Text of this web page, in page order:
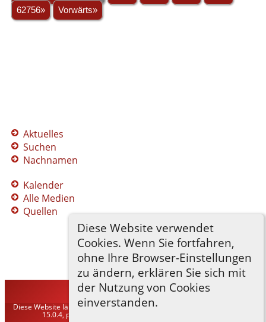
Diese Website verwendet
Cookies. Wenn Sie fortfahren,
ohne Ihre Browser-Einstellungen
zu ändern, erklären Sie sich mit
der Nutzung von Cookies
einverstanden.
62756»
Vorwärts»
Aktuelles
Suchen
Nachnamen
Kalender
Alle Medien
Quellen
TNG-ADLER©
Diese Website läuft mit The Next Generation of Genealogy Sitebuilding
15.0.4, programmiert von Darrin Lythgoe © 2001-2026.